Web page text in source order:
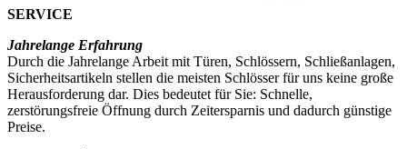
SERVICE
Jahrelange Erfahrung
Durch die Jahrelange Arbeit mit Türen, Schlössern, Schließanlagen,
Sicherheitsartikeln stellen die meisten Schlösser für uns keine große
Herausforderung dar. Dies bedeutet für Sie: Schnelle,
zerstörungsfreie Öffnung durch Zeitersparnis und dadurch günstige
Preise.